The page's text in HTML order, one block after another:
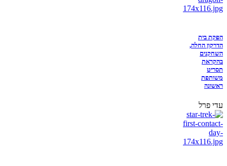
הפקת בית
הדרקון החלה,
השחקנים
בהקראת
תסריט
משותפת
ראשונה
עדי פרל